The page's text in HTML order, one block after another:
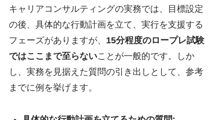
キャリアコンサルティングの実務では、目標設定
の後、具体的な行動計画を立て、実行を支援する
フェーズがありますが、 15分程度のロープレ試験
ではここまで至らないことが一般的です。しか
し、実務を見据えた質問の引き出しとして、参考
までに例を挙げます。